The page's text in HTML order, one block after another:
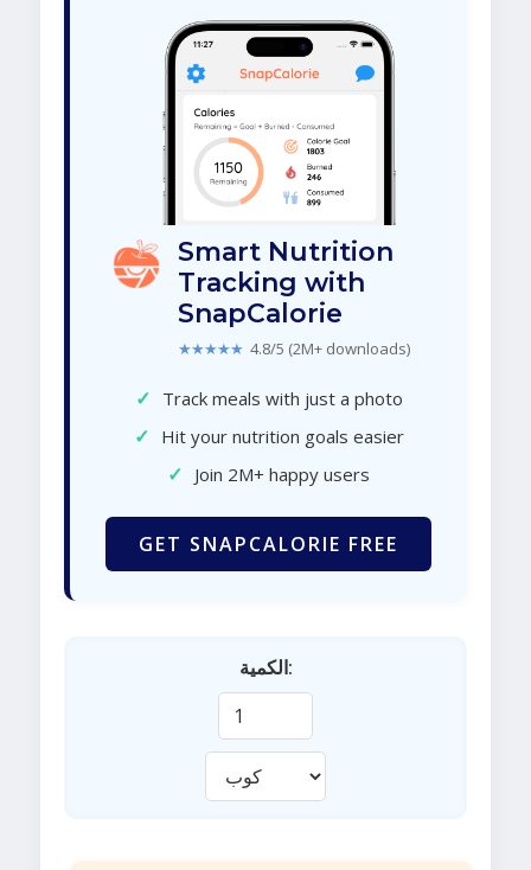
Smart Nutrition
Tracking with
SnapCalorie
★★★★★ 4.8/5 (2M+ downloads)
✓ Track meals with just a photo
✓ Hit your nutrition goals easier
✓ Join 2M+ happy users
GET SNAPCALORIE FREE
الكمية: